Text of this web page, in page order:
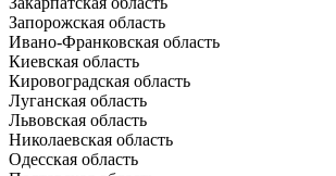
Запорожская область
Ивано-Франковская область
Киевская область
Кировоградская область
Луганская область
Львовская область
Николаевская область
Одесская область